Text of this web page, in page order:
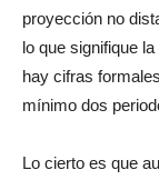
proyección no
lo que signifique
hay cifras
mínimo dos
Lo cierto es que